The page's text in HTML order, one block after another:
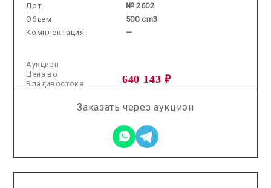
Лот
№ 2602
Объем
500 cm3
Комплектация
—
Аукцион
640 143 ₽
Цена во
Владивостоке
Заказать через аукцион